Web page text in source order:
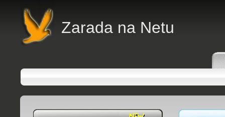
Zarada na Netu